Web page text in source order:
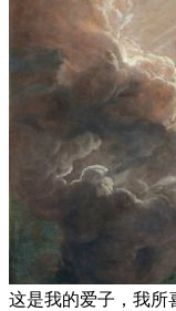
这是我的爱子，我所